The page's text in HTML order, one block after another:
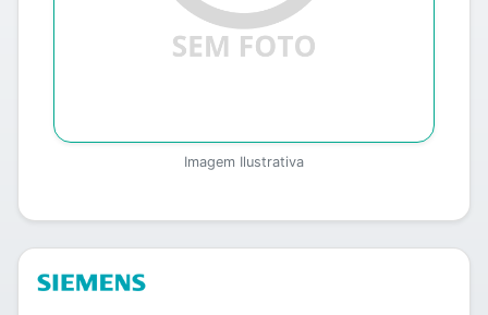
Imagem Ilustrativa